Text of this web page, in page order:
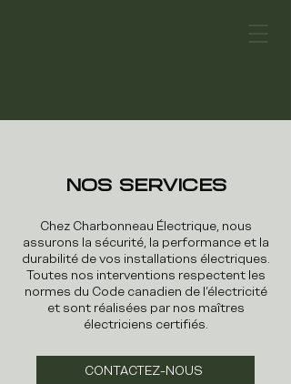
NOS SERVICES
Chez Charbonneau Électrique, nous
assurons la sécurité, la performance et la
durabilité de vos installations électriques.
Toutes nos interventions respectent les
normes du Code canadien de l’électricité
et sont réalisées par nos maîtres
électriciens certifiés.
CONTACTEZ-NOUS